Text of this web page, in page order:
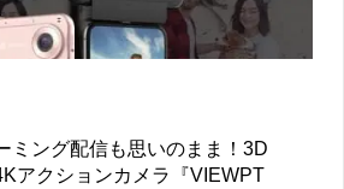
ミング配信も思いのまま！3D
アクションカメラ『VIEWPT